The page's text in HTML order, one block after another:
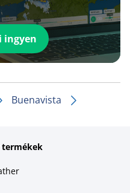
ingyen
Buenavista
termékek